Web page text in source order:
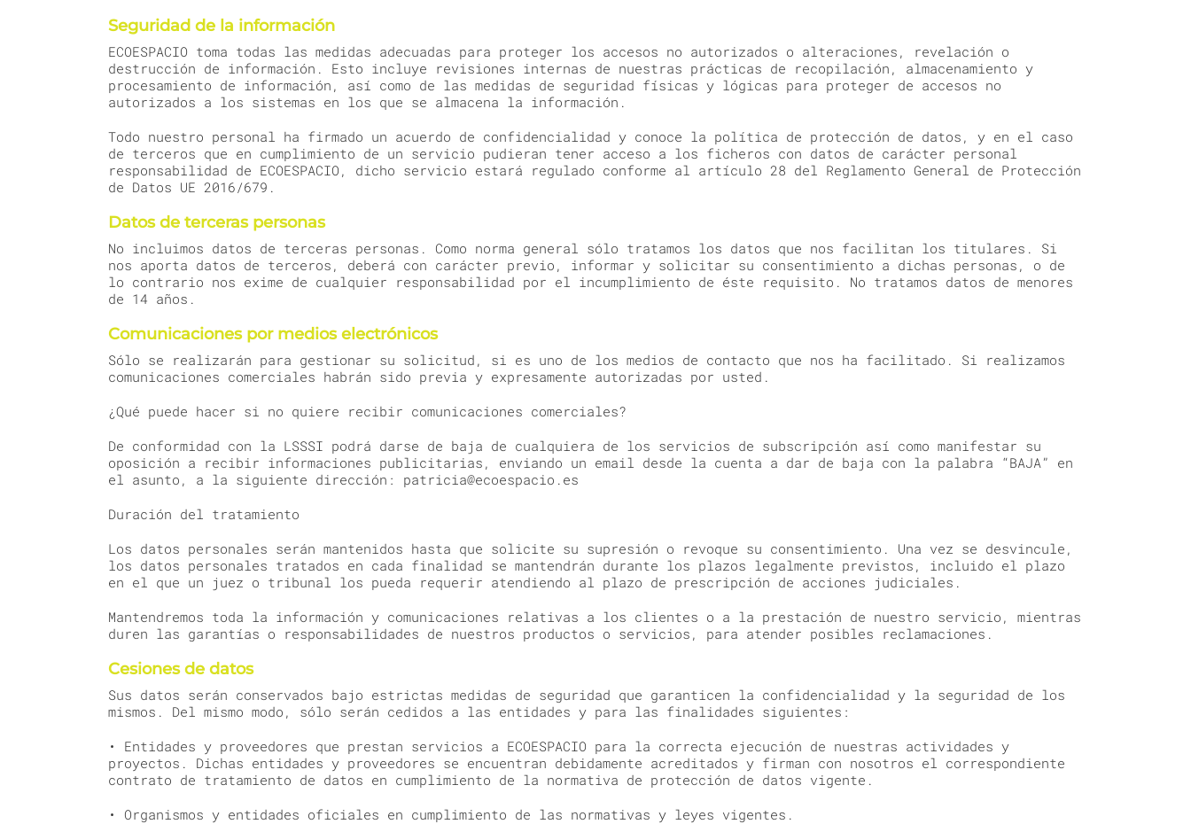
Seguridad de la información
ECOESPACIO toma todas las medidas adecuadas para proteger los accesos no autorizados o alteraciones, revelación o
destrucción de información. Esto incluye revisiones internas de nuestras prácticas de recopilación, almacenamiento y
procesamiento de información, así como de las medidas de seguridad físicas y lógicas para proteger de accesos no
autorizados a los sistemas en los que se almacena la información.
Todo nuestro personal ha firmado un acuerdo de confidencialidad y conoce la política de protección de datos, y en el caso
de terceros que en cumplimiento de un servicio pudieran tener acceso a los ficheros con datos de carácter personal
responsabilidad de ECOESPACIO, dicho servicio estará regulado conforme al artículo 28 del Reglamento General de Protección
de Datos UE 2016/679.
Datos de terceras personas
No incluimos datos de terceras personas. Como norma general sólo tratamos los datos que nos facilitan los titulares. Si
nos aporta datos de terceros, deberá con carácter previo, informar y solicitar su consentimiento a dichas personas, o de
lo contrario nos exime de cualquier responsabilidad por el incumplimiento de éste requisito. No tratamos datos de menores
de 14 años.
Comunicaciones por medios electrónicos
Sólo se realizarán para gestionar su solicitud, si es uno de los medios de contacto que nos ha facilitado. Si realizamos
comunicaciones comerciales habrán sido previa y expresamente autorizadas por usted.
¿Qué puede hacer si no quiere recibir comunicaciones comerciales?
De conformidad con la LSSSI podrá darse de baja de cualquiera de los servicios de subscripción así como manifestar su
oposición a recibir informaciones publicitarias, enviando un email desde la cuenta a dar de baja con la palabra “BAJA” en
el asunto, a la siguiente dirección: patricia@ecoespacio.es
Duración del tratamiento
Los datos personales serán mantenidos hasta que solicite su supresión o revoque su consentimiento. Una vez se desvincule,
los datos personales tratados en cada finalidad se mantendrán durante los plazos legalmente previstos, incluido el plazo
en el que un juez o tribunal los pueda requerir atendiendo al plazo de prescripción de acciones judiciales.
Mantendremos toda la información y comunicaciones relativas a los clientes o a la prestación de nuestro servicio, mientras
duren las garantías o responsabilidades de nuestros productos o servicios, para atender posibles reclamaciones.
Cesiones de datos
Sus datos serán conservados bajo estrictas medidas de seguridad que garanticen la confidencialidad y la seguridad de los
mismos. Del mismo modo, sólo serán cedidos a las entidades y para las finalidades siguientes:
• Entidades y proveedores que prestan servicios a ECOESPACIO para la correcta ejecución de nuestras actividades y
proyectos. Dichas entidades y proveedores se encuentran debidamente acreditados y firman con nosotros el correspondiente
contrato de tratamiento de datos en cumplimiento de la normativa de protección de datos vigente.
• Organismos y entidades oficiales en cumplimiento de las normativas y leyes vigentes.